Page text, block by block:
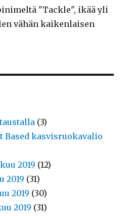
"Tackle", ikää yli
vähän kaikenlaisen
(3)
Based kasvisruokavalio
2019 (12)
2019 (31)
2019 (30)
2019 (31)